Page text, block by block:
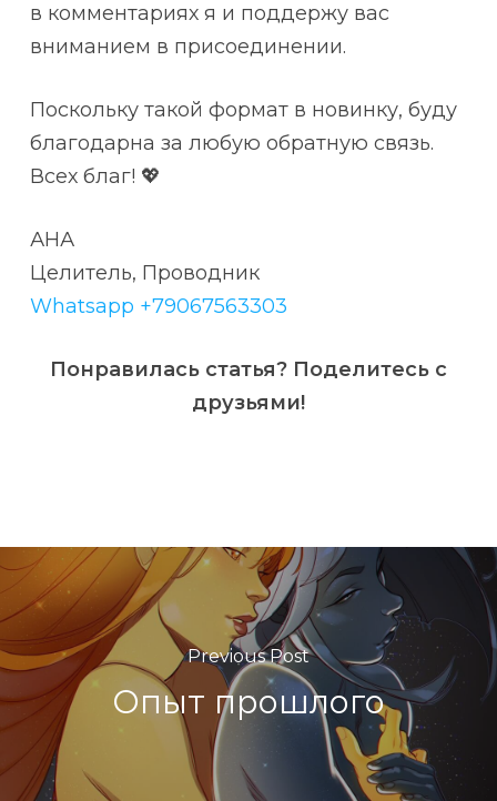
в комментариях я и поддержу вас
вниманием в присоединении.
Поскольку такой формат в новинку, буду
благодарна за любую обратную связь.
Всех благ! 💖
АНА
Целитель, Проводник
Whatsapp +79067563303
Понравилась статья? Поделитесь с
друзьями!
Previous Post
Опыт прошлого